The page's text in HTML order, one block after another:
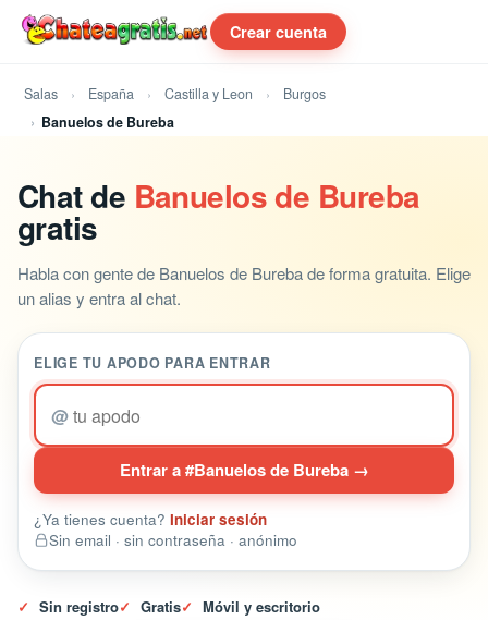
Crear cuenta
Salas España Castilla y Leon
Burgos
Banuelos de Bureba
Chat de Banuelos de Bureba
gratis
Habla con gente de Banuelos de Bureba de forma gratuita. Elige
un alias y entra al chat.
ELIGE TU APODO PARA ENTRAR
@
Entrar a #Banuelos de Bureba →
¿Ya tienes cuenta? Iniciar sesión
Sin email · sin contraseña · anónimo
✓ Sin registro✓ Gratis✓ Móvil y escritorio